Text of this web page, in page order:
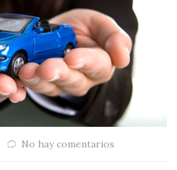
No hay comentarios